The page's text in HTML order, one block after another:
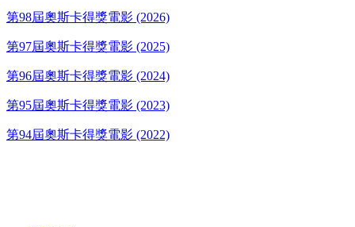
第98屆奧斯卡得獎電影 (2026)
第97屆奧斯卡得獎電影 (2025)
第96屆奧斯卡得獎電影 (2024)
第95屆奧斯卡得獎電影 (2023)
第94屆奧斯卡得獎電影 (2022)